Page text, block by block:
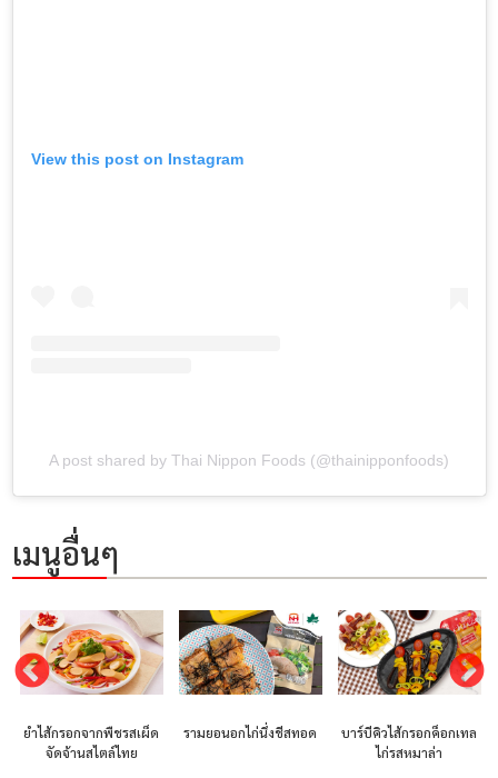
View this post on Instagram
A post shared by Thai Nippon Foods (@thainipponfoods)
เมนูอื่นๆ
ชรสเผ็ด
รามยอนอกไก่นึ่งชีสทอด
บาร์บีคิวไส้กรอกค็อกเทล
ข้าวผัดกิมจิและไ
ซอสเผ็ดสไตล์เก